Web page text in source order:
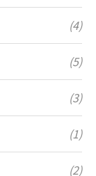
(4)
(5)
(3)
(1)
(2)